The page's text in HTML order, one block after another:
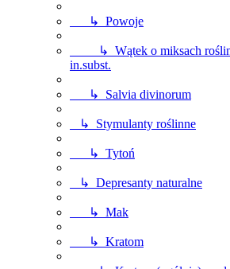
↳ Powoje
↳ Wątek o miksach roślin
in.subst.
↳ Salvia divinorum
↳ Stymulanty roślinne
↳ Tytoń
↳ Depresanty naturalne
↳ Mak
↳ Kratom